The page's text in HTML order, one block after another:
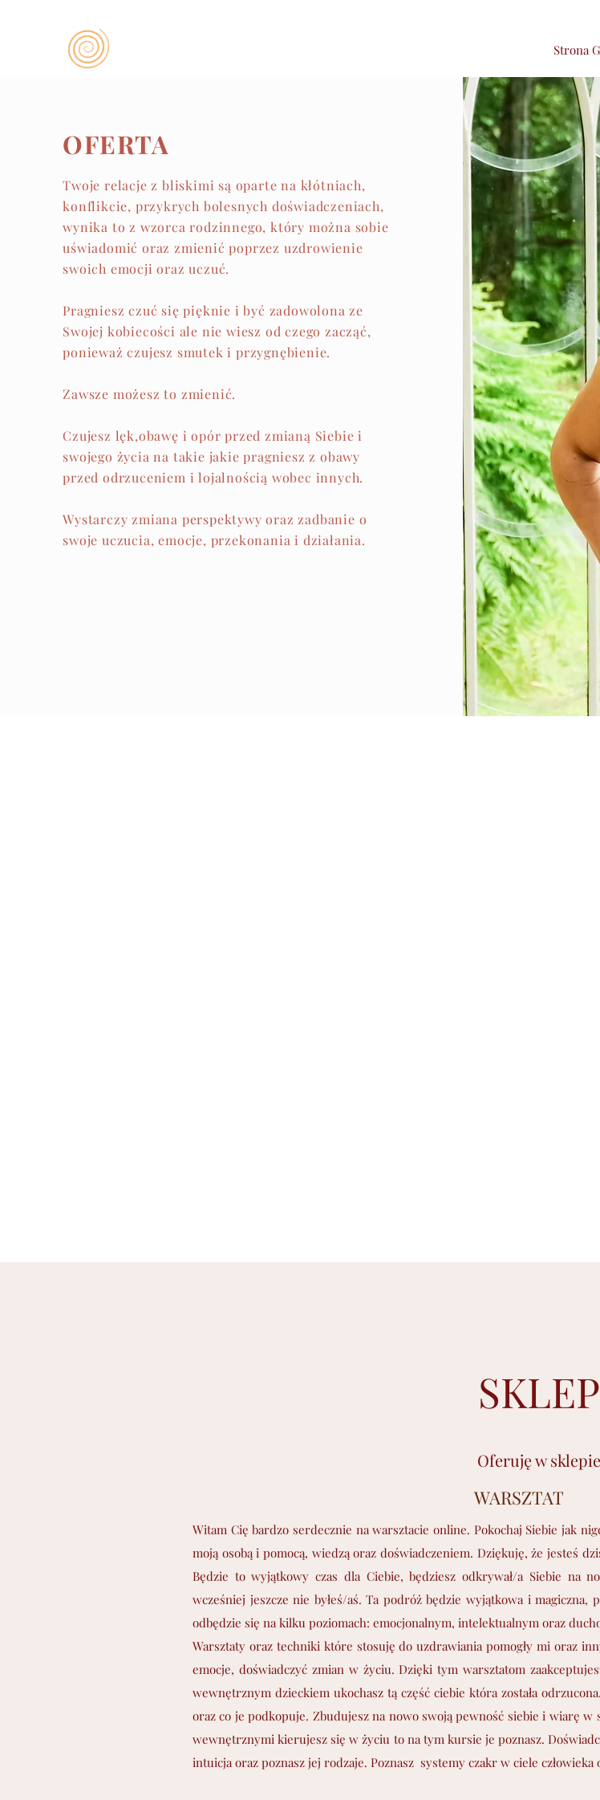
Strona
OFERTA
Twoje relacje z bliskimi są oparte na kłótniach,
konflikcie, przykrych bolesnych doświadczeniach,
wynika to z wzorca rodzinnego, który można sobie
uświadomić oraz zmienić poprzez uzdrowienie
swoich emocji oraz uczuć.
Pragniesz czuć się pięknie i być zadowolona ze
Swojej kobiecości ale nie wiesz od czego zacząć,
ponieważ czujesz smutek i przygnębienie.
Zawsze możesz to zmienić.
Czujesz lęk,obawę i opór przed zmianą Siebie i
swojego życia na takie jakie pragniesz z obawy
przed odrzuceniem i lojalnością wobec innych.
Wystarczy zmiana perspektywy oraz zadbanie o
swoje uczucia, emocje, przekonania i działania.
SKLEP
Oferuję w sklepie
Witam Cię bardzo serdecznie na warsztacie online. Pokochaj Siebie jak
moją osobą i pomocą, wiedzą oraz doświadczeniem. Dziękuję, że jesteś
Będzie to wyjątkowy czas dla Ciebie, będziesz odkrywał/a Siebie na
wcześniej jeszcze nie byłeś/aś. Ta podróż będzie wyjątkowa i
odbędzie się na kilku poziomach: emocjonalnym, intelektualnym oraz
Warsztaty oraz techniki które stosuję do uzdrawiania pomogły mi oraz
emocje, doświadczyć zmian w życiu. Dzięki tym warsztatom
wewnętrznym dzieckiem ukochasz tą część ciebie która została
oraz co je podkopuje. Zbudujesz na nowo swoją pewność siebie i wiarę
wewnętrznymi kierujesz się w życiu to na tym kursie je poznasz.
intuicja oraz poznasz jej rodzaje. Poznasz systemy czakr w ciele
WARSZTAT